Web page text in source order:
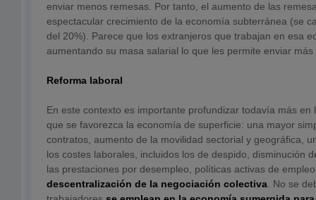
enviar menos remesas. Por tanto, el aumento de las
espectacular crecimiento de la economía subterránea (se
del 20%). Parece que los extranjeros que trabajan en esa
aumentando su masa salarial lo que les permite enviar
Reforma laboral
En este contexto es importante profundizar todavía más en
que se favorezca la economía de superficie: una mayor
contratos, aumento de la movilidad sectorial y geográfica,
los costes laborales, incluidos los de despido, disminución
las prestaciones por desempleo, políticas activas de
descentralización de la negociación colectiva . No se